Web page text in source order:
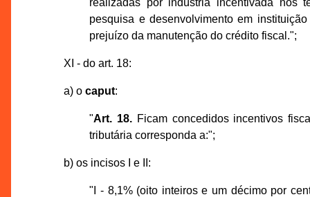
realizadas por indústria incentivada nos
pesquisa e desenvolvimento em
prejuízo da manutenção do crédito fiscal.";
XI - do art. 18:
a) o caput:
"Art. 18. Ficam concedidos incentivos
tributária corresponda a:";
b) os incisos I e II:
"I - 8,1% (oito inteiros e um décimo por